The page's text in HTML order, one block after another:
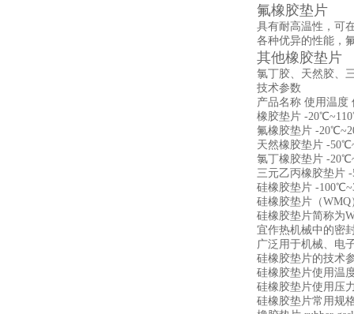
氟橡胶垫片
具有耐高温性，可
各种优异的性能，
其他橡胶垫片
氯丁胶、天然胶、
技术参数
产品名称 使用温度
橡胶垫片 -
氟橡胶垫片 -
天然橡胶垫片 -
氯丁橡胶垫片 -
三元乙丙橡胶垫片
硅橡胶垫片 -
硅橡胶垫片（WMQ
硅橡胶垫片简称为
宜作热机械中的密
广泛用于机械、电
硅橡胶垫片的技术
硅橡胶垫片使用温
硅橡胶垫片使用压
硅橡胶垫片常用规